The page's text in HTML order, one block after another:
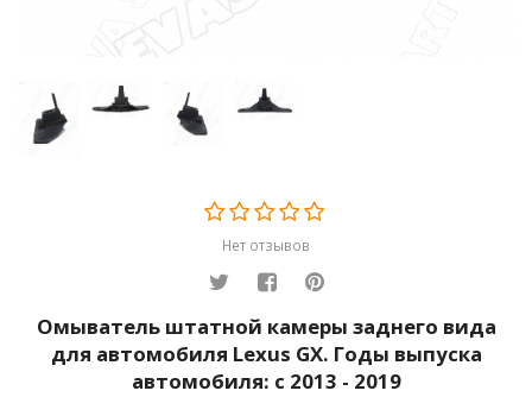
Нет отзывов
Омыватель штатной камеры заднего вида
для автомобиля Lexus GX. Годы выпуска
автомобиля: с 2013 - 2019